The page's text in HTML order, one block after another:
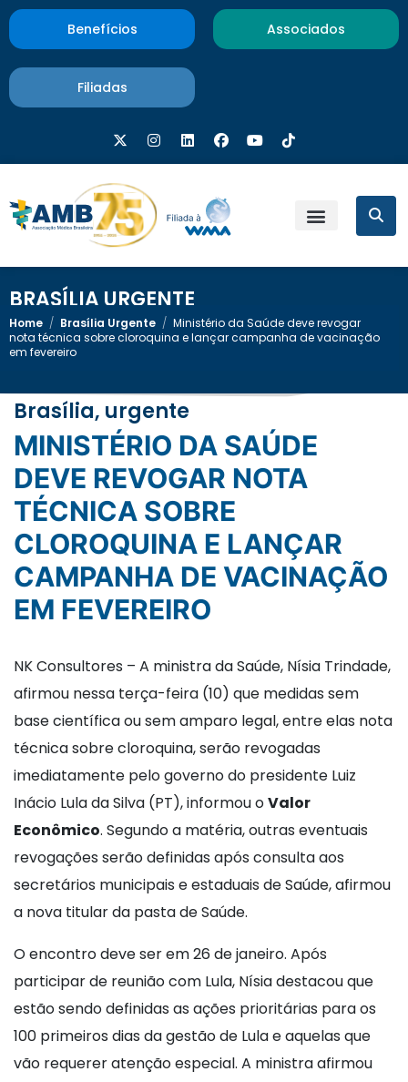
Benefícios Associados
Filiadas
BRASÍLIA URGENTE
Home / Brasília Urgente / Ministério da Saúde deve revogar
nota técnica sobre cloroquina e lançar campanha de vacinação
em fevereiro
Brasília, urgente
MINISTÉRIO DA SAÚDE
DEVE REVOGAR NOTA
TÉCNICA SOBRE
CLOROQUINA E LANÇAR
CAMPANHA DE VACINAÇÃO
EM FEVEREIRO
NK Consultores – A ministra da Saúde, Nísia Trindade,
afirmou nessa terça-feira (10) que medidas sem
base científica ou sem amparo legal, entre elas nota
técnica sobre cloroquina, serão revogadas
imediatamente pelo governo do presidente Luiz
Inácio Lula da Silva (PT), informou oValor
Econômico. Segundo a matéria, outras eventuais
revogações serão definidas após consulta aos
secretários municipais e estaduais de Saúde, afirmou
a nova titular da pasta de Saúde.
O encontro deve ser em 26 de janeiro. Após
participar de reunião com Lula, Nísia destacou que
estão sendo definidas as ações prioritárias para os
100 primeiros dias da gestão de Lula e aquelas que
vão requerer atenção especial. A ministra afirmou